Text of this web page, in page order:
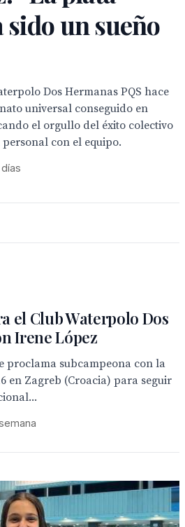
un sueño
Dos Hermanas PQS hace
universal conseguido en
el orgullo del éxito colectivo
con el equipo.
el Club Waterpolo Dos
Irene López
proclama subcampeona con la
en Zagreb (Croacia) para seguir